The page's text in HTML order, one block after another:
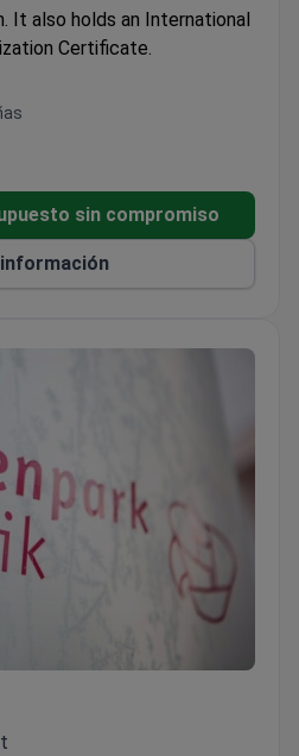
It also holds an International
Certificate.
each year.
focused team.
sin compromiso
información